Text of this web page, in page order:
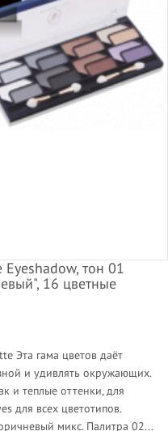
тон 01
16 цветные
Эта гама цветов даёт
и удивлять окружающих.
и теплые оттенки, для
для всех цветотипов.
микс. Палитра 02...